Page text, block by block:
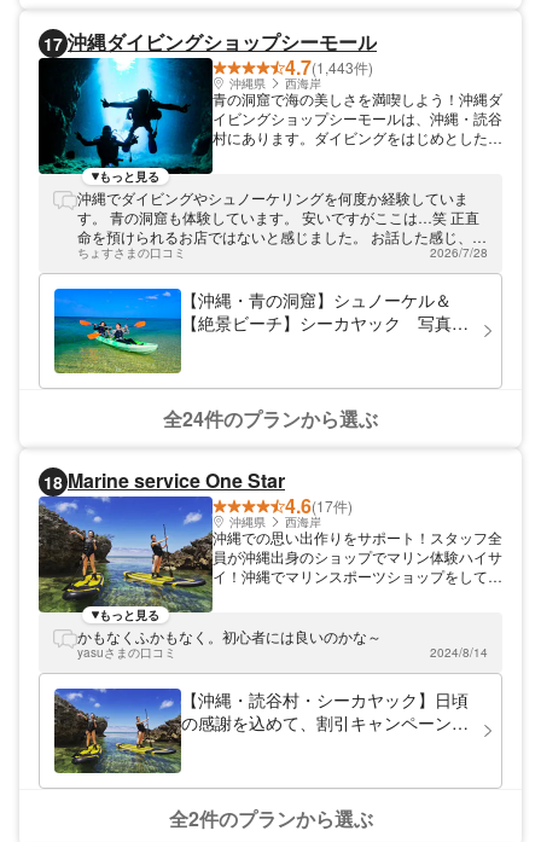
17 沖縄ダイビングショップシーモール
4.7(1,443件)
沖縄県 西海岸
青の洞窟で海の美しさを満喫しよう！沖縄ダ
イビングショップシーモールは、沖縄・読谷
村にあります。ダイビングをはじめとしたマ
の砂を差し上げております。スタッフ一同、
皆さまのお越しをお待ちしております。
もっと見る
沖縄でダイビングやシュノーケリングを何度か経験していま
す。 青の洞窟も体験しています。 安いですがここは…笑 正直
命を預けられるお店ではないと感じました。 お話した感じ、お
そらく沖縄の方ではないですね。
ちょすさまの口コミ 2026/7/28
【沖縄・青の洞窟】シュノーケル＆
【絶景ビーチ】シーカヤック 写真＆
全24件のプランから選ぶ
18 Marine service One Star
4.6(17件)
沖縄県 西海岸
沖縄での思い出作りをサポート！スタッフ全
員が沖縄出身のショップでマリン体験ハイサ
イ！沖縄でマリンスポーツショップをしてい
『こんなことしたい！あんな写真が撮りた
い！ ！』SNSの写真で気にいったものがあ
ればDMなどで事前に伝えて頂ければお客様
のご要望にお応えします！素敵な写真をお渡
しできるように全力でガイドさせていただき
ます！ 沖縄の海のツアーはぜひMarine
もっと見る
かもなくふかもなく。初心者には良いのかな～
yasuさまの口コミ 2024/8/14
【沖縄・読谷村・シーカヤック】日頃
の感謝を込めて、割引キャンペーン！
に！
全2件のプランから選ぶ